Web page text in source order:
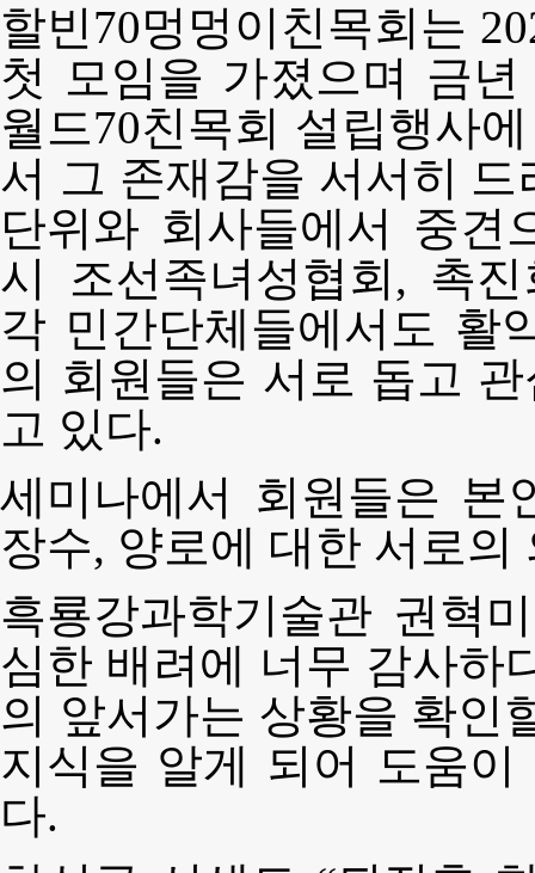
할빈70멍멍이친목회는
첫 모임을 가졌으며 금
월드70친목회 설립행사
서 그 존재감을 서서히
단위와 회사들에서 중견
시 조선족녀성협회, 촉
각 민간단체들에서도 활
의 회원들은 서로 돕고
고 있다.
세미나에서 회원들은 본
장수, 양로에 대한 서로
흑룡강과학기술관 권혁
심한 배려에 너무 감사하
의 앞서가는 상황을 확인
지식을 알게 되어 도움
다.